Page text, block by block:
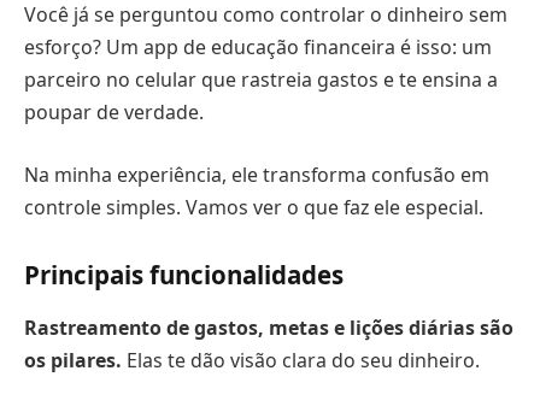
Você já se perguntou como controlar o dinheiro sem
esforço? Um app de educação financeira é isso: um
parceiro no celular que rastreia gastos e te ensina a
poupar de verdade.
Na minha experiência, ele transforma confusão em
controle simples. Vamos ver o que faz ele especial.
Principais funcionalidades
Rastreamento de gastos, metas e lições diárias são
os pilares. Elas te dão visão clara do seu dinheiro.